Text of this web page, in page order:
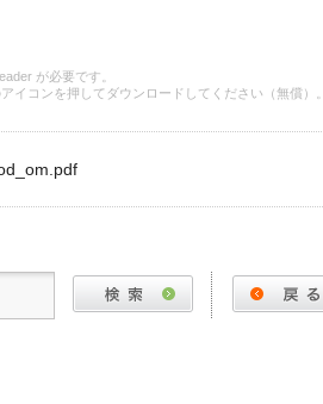
が必要です。
イコンを押してダウンロードしてください（無償）。